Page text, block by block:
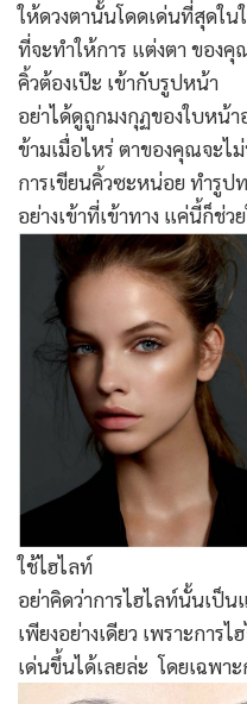
ให้ดวงตานั้นโดดเด่นที่สุดใ
ที่จะทำให้การ แต่งตา ของ
คิ้วต้องเป๊ะ เข้ากับรูปหน้า
อย่าได้ดูถูกมงกุฏของใบหน้
ข้ามเมื่อไหร่ ตาของคุณจะไ
การเขียนคิ้วซะหน่อย ทำรูป
อย่างเข้าที่เข้าทาง แค่นี้ก็ช่ว
ใช้ไฮไลท์
อย่าคิดว่าการไฮไลท์นั้นเป็
เพียงอย่างเดียว เพราะการ
เด่นขึ้นได้เลยล่ะ โดยเฉพา